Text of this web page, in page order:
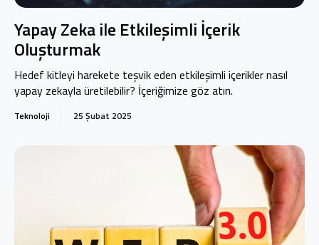
Yapay Zeka ile Etkileşimli İçerik
Oluşturmak
Hedef kitleyi harekete teşvik eden etkileşimli içerikler nasıl
yapay zekayla üretilebilir? İçeriğimize göz atın.
Teknoloji 25 Şubat 2025